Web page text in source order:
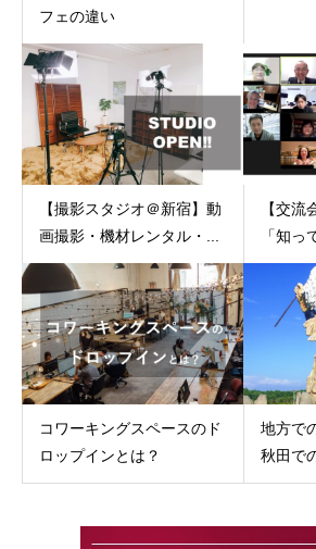
フェの違い
【撮影スタジオ＠新宿】動
画撮影・機材レンタル・...
【交流
「知っ
コワーキングスペースのド
ロップインとは？
地方で
秋田で